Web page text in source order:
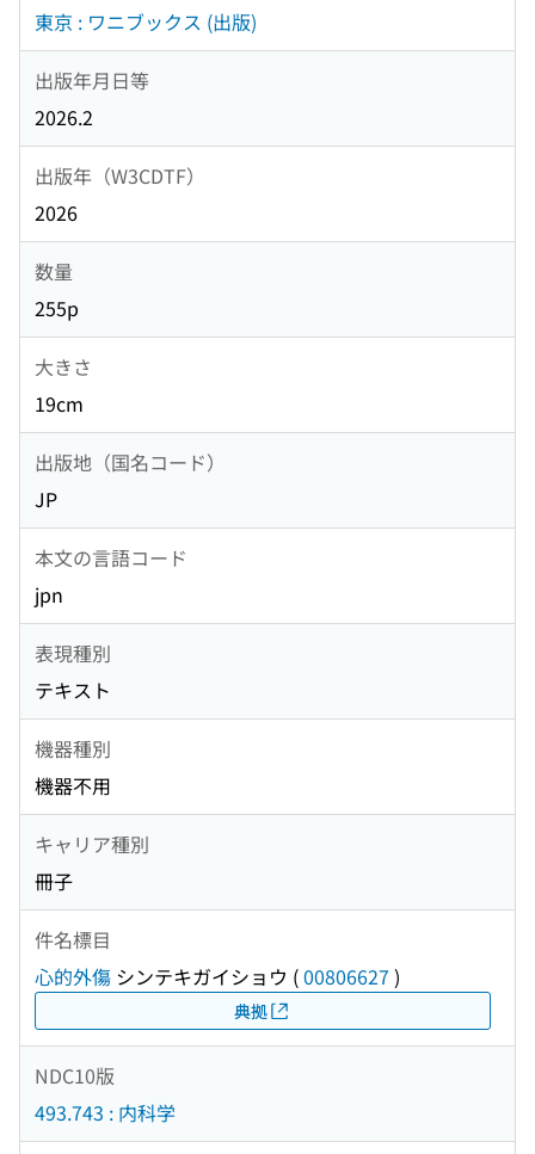
東京 : ワニブックス (出版)
出版年月日等
2026.2
出版年（W3CDTF）
2026
数量
255p
大きさ
19cm
出版地（国名コード）
JP
本文の言語コード
jpn
表現種別
テキスト
機器種別
機器不用
キャリア種別
冊子
件名標目
心的外傷 シンテキガイショウ (00806627 )
典拠
NDC10版
493.743 : 内科学